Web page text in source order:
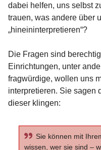
dabei helfen, uns selbst
trauen, was andere über
„hineininterpretieren“?
Die Fragen sind
Einrichtungen, unter
fragwürdige, wollen uns
interpretieren. Sie sagen
dieser klingen:
Sie können mit
wissen, wer sie sind –